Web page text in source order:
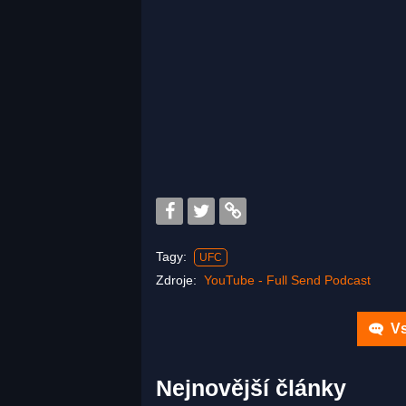
Tagy: UFC
Zdroje: YouTube - Full Send Podcast
Nejnovější články